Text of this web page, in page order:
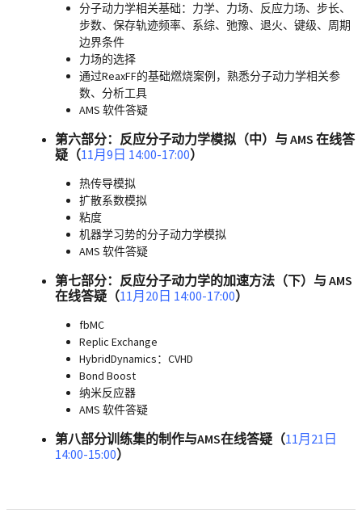
分子动力学相关基础：力学、力场、反应力场、步长、
步数、保存轨迹频率、系综、弛豫、退火、键级、周期
边界条件
力场的选择
通过ReaxFF的基础燃烧案例，熟悉分子动力学相关参
数、分析工具
AMS 软件答疑
第六部分：反应分子动力学模拟（中）与 AMS 在线答
疑（11月9日 14:00-17:00）
热传导模拟
扩散系数模拟
粘度
机器学习势的分子动力学模拟
AMS 软件答疑
第七部分：反应分子动力学的加速方法（下）与 AMS
在线答疑（11月20日 14:00-17:00）
fbMC
Replic Exchange
HybridDynamics：CVHD
Bond Boost
纳米反应器
AMS 软件答疑
第八部分训练集的制作与AMS在线答疑（11月21日
14:00-15:00）